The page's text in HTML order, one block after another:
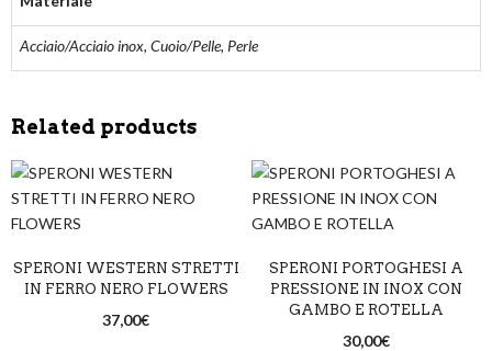
Acciaio/Acciaio inox, Cuoio/Pelle, Perle
Related products
SPERONI WESTERN STRETTI
IN FERRO NERO FLOWERS
37,00€
SPERONI PORTOGHESI A
PRESSIONE IN INOX CON
GAMBO E ROTELLA
30,00€